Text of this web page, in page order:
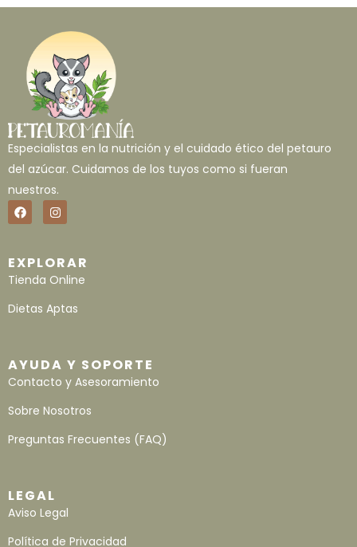
Especialistas en la nutrición y el cuidado ético del petauro
del azúcar. Cuidamos de los tuyos como si fueran
nuestros.
EXPLORAR
Tienda Online
Dietas Aptas
AYUDA Y SOPORTE
Contacto y Asesoramiento
Sobre Nosotros
Preguntas Frecuentes (FAQ)
LEGAL
Aviso Legal
Política de Privacidad